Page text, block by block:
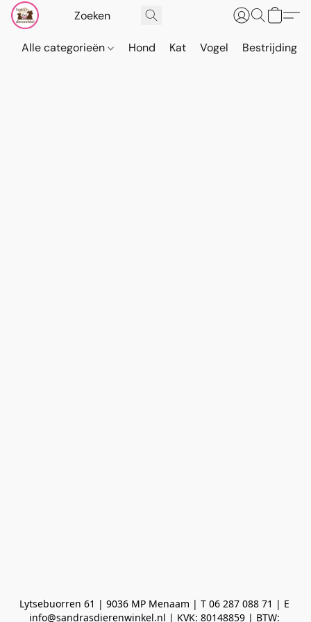
Alle categorieën Hond Kat Vogel Bestrijding
Lytsebuorren 61 | 9036 MP Menaam | T 06 287 088 71 | E
info@sandrasdierenwinkel.nl | KVK: 80148859 | BTW: